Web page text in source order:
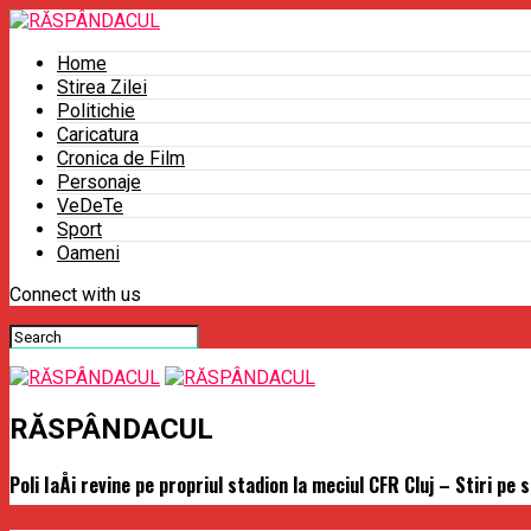
Home
Stirea Zilei
Politichie
Caricatura
Cronica de Film
Personaje
VeDeTe
Sport
Oameni
Connect with us
RĂSPÂNDACUL
Poli IaÅi revine pe propriul stadion la meciul CFR Cluj – Stiri pe